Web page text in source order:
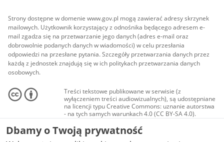
Strony dostępne w domenie www.gov.pl mogą zawierać adresy skrzynek
mailowych. Użytkownik korzystający z odnośnika będącego adresem e-
mail zgadza się na przetwarzanie jego danych (adres e-mail oraz
dobrowolnie podanych danych w wiadomości) w celu przesłania
odpowiedzi na przesłane pytania. Szczegóły przetwarzania danych przez
każdą z jednostek znajdują się w ich politykach przetwarzania danych
osobowych.
Treści tekstowe publikowane w serwisie (z
wyłączeniem treści audiowizualnych), są udostępniane
na licencji typu Creative Commons: uznanie autorstwa
- na tych samych warunkach 4.0 (CC BY-SA 4.0).
Materiały audiowizualne, w tym zdjęcia, materiały
audio i wideo, są udostępniane na licencji typu
Creative Commons: uznanie autorstwa użycie
Dbamy o Twoją prywatność